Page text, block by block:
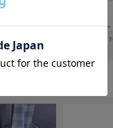
【KIDS】フォ